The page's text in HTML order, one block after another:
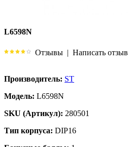
L6598N
Отзывы | Написать отзыв
Производитель: ST
Модель: L6598N
SKU (Артикул): 280501
Тип корпуса: DIP16